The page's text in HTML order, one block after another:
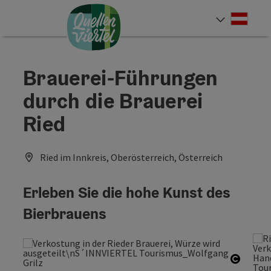
Zum InhaltAccesskey
[0]
Zur Navigation Accesskey
[1]
Zum Seitenanfang Accesskey
[2]
Brauerei-Führungen
durch die Brauerei
Ried
Ried im Innkreis, Oberösterreich, Österreich
Erleben Sie die hohe Kunst des
Bierbrauens